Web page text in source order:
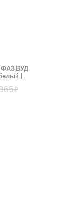
ФАЗ ВУД
|
₽